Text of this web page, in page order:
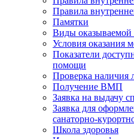
Правила
Памятки
Виды
Условия оказания
Показатели
помощи
Проверка наличия
Получение ВМП
Заявка на выдачу
Заявка для
санаторно-
Школа здоровья